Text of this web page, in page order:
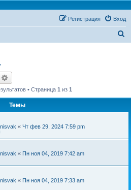
Вход
Регистрация
• Страница 1 из 1
Темы
« Чт фев 29, 2024 7:59 pm
« Пн ноя 04, 2019 7:42 am
« Пн ноя 04, 2019 7:33 am